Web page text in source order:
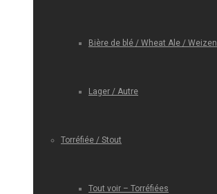
Bière de blé / Wheat Ale / Weizen
Lager / Autre
Torréfiée / Stout
Tout voir – Torréfiées